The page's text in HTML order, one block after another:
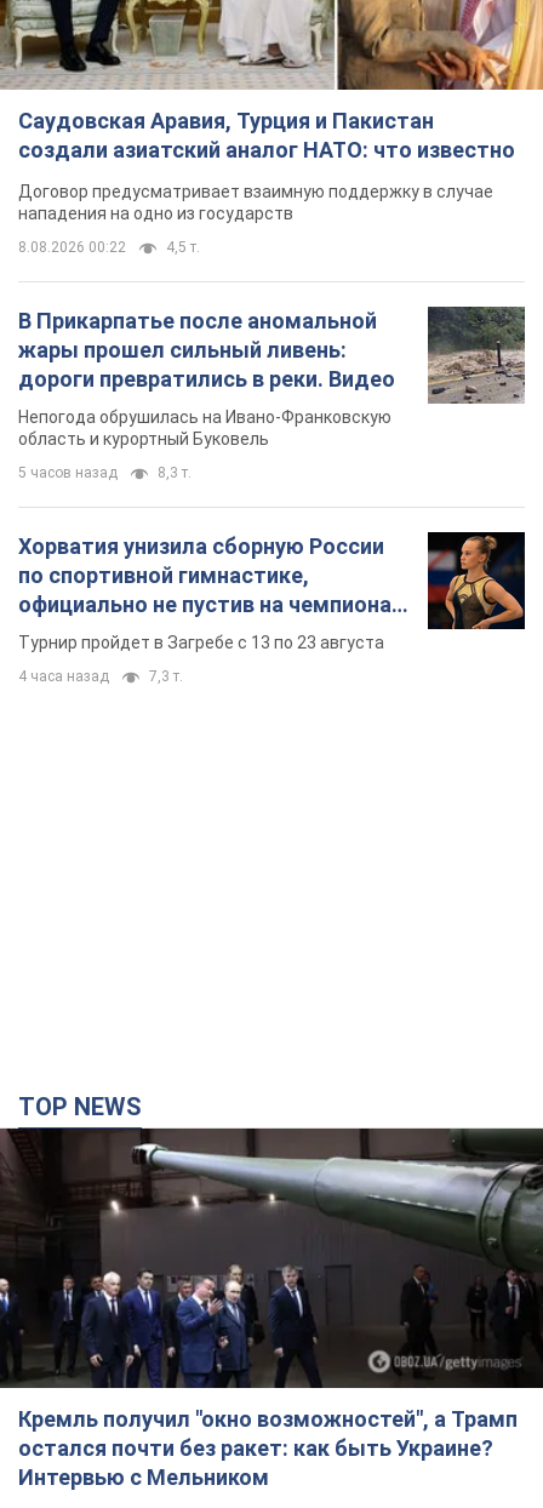
Саудовская Аравия, Турция и Пакистан
создали азиатский аналог НАТО: что известно
Договор предусматривает взаимную поддержку в случае
нападения на одно из государств
8.08.2026 00:22 4,5 т.
В Прикарпатье после аномальной
жары прошел сильный ливень:
дороги превратились в реки. Видео
Непогода обрушилась на Ивано-Франковскую
область и курортный Буковель
5 часов назад 8,3 т.
Хорватия унизила сборную России
по спортивной гимнастике,
официально не пустив на чемпионат
Европы основных спортсменов
Турнир пройдет в Загребе с 13 по 23 августа
4 часа назад 7,3 т.
TOP NEWS
Кремль получил "окно возможностей", а Трамп
остался почти без ракет: как быть Украине?
Интервью с Мельником